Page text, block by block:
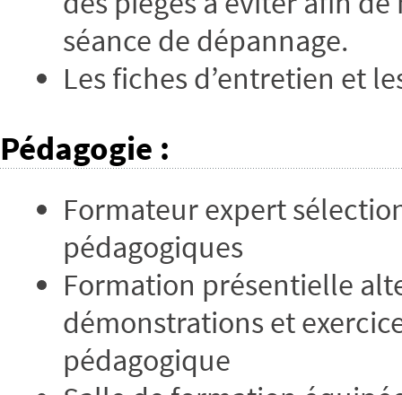
séance de dépannage.
Les fiches d’entretien et
Pédagogie :
Formateur expert
pédagogiques
Formation présentielle
démonstrations et
pédagogique